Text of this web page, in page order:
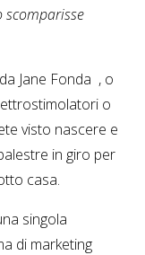
scomparisse
Jane Fonda , o
o
visto nascere e
in giro per
casa.
singola
di marketing